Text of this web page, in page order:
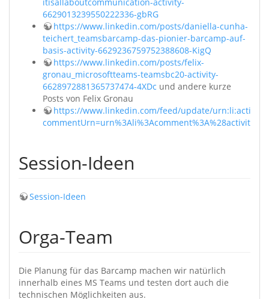
6629013239550222336-gbRG
https://www.linkedin.com/posts/daniella-cunha-
teichert_teamsbarcamp-das-pionier-barcamp-auf-
basis-activity-6629236759752388608-KigQ
https://www.linkedin.com/posts/felix-
gronau_microsoftteams-teamsbc20-activity-
6628972881365737474-4XDc und andere kurze
Posts von Felix Gronau
https://www.linkedin.com/feed/update/
Session-Ideen
Session-Ideen
Orga-Team
Die Planung für das Barcamp machen wir natürlich
innerhalb eines MS Teams und testen dort auch die
technischen Möglichkeiten aus.